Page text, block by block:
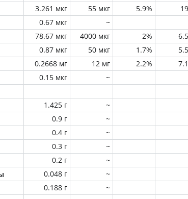
3.261 мкг 55 мкг 5.9%
0.67 мкг
~
78.67 мкг 4000 мкг 2%
0.87 мкг 50 мкг 1.7%
0.2668 мг 12 мг 2.2%
0.15 мкг ~
1.425 г
~
0.9 г
~
0.4 г
~
0.3 г
~
0.2 г ~
0.048 г
~
0.188 г
~